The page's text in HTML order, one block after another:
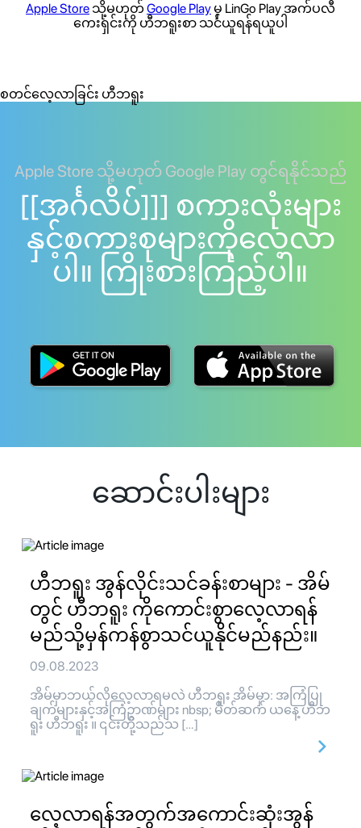
Apple Store သို့မဟုတ် Google Play မှ LinGo Play အက်ပလီ
ကေးရှင်းကို ဟီဘရူးစာ သင်ယူရန်ရယူပါ
စတင်လေ့လာခြင်း ဟီဘရူး
Apple Store သို့မဟုတ် Google Play တွင်ရနိုင်သည်
[[အင်္ဂလိပ်]]] စကားလုံးများ
နှင့်စကားစုများကိုလေ့လာ
ပါ။ ကြိုးစားကြည့်ပါ။
ဆောင်းပါးများ
ဟီဘရူး အွန်လိုင်းသင်ခန်းစာများ - အိမ်
တွင် ဟီဘရူး ကိုကောင်းစွာလေ့လာရန်
မည်သို့မှန်ကန်စွာသင်ယူနိုင်မည်နည်း။
09.08.2023
အိမ်မှာဘယ်လိုလေ့လာရမလဲ ဟီဘရူး အိမ်မှာ: အကြံပြု
ချက်များနှင့်အကြံဥာဏ်များ nbsp; မိတ်ဆက် ယနေ့ ဟီဘ
ရူး ဟီဘရူး ။ ၎င်းတို့သည်သ […]
လေ့လာရန်အတွက်အကောင်းဆုံးအွန်